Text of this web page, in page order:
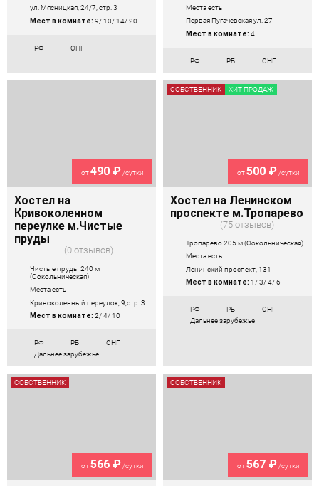
ул. Мясницкая, 24/7, стр. 3
Мест в комнате: 9/ 10/ 14/ 20
РФ СНГ
Места есть
Первая Пугачевская ул. 27
Мест в комнате: 4
РФ РБ СНГ
от490 ₽/сутки
Хостел на
Кривоколенном
переулке м.Чистые
пруды
0 отзывов
Чистые пруды 240 м
(Сокольническая)
Места есть
Кривоколенный переулок, 9,стр. 3
Мест в комнате: 2/ 4/ 10
РФ РБ
СНГ
Дальнее зарубежье
от500 ₽/сутки
Хостел на Ленинском
проспекте м.Тропарево
75 отзывов
Тропарёво 205 м (Сокольническая)
Места есть
Ленинский проспект, 131
Мест в комнате: 1/ 3/ 4/ 6
РФ РБ
СНГ
Дальнее зарубежье
СОБСТВЕННИК ХИТ ПРОДАЖ
от566 ₽/сутки
СОБСТВЕННИК
от567 ₽/сутки
СОБСТВЕННИК